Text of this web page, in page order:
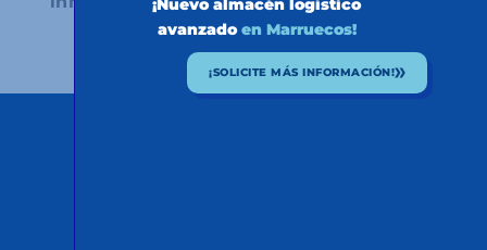
avanzadoen Marruecos!
¡SOLICITE MÁS INFORMACIÓN!